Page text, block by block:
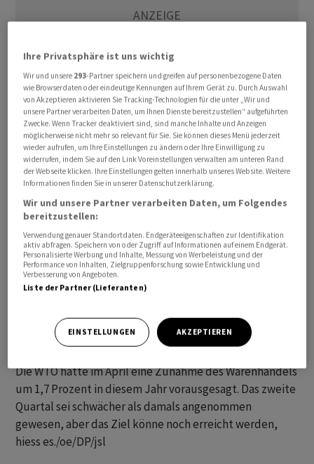
Die WTO veröffentlicht ihr Warenhandelsbarometer alle
drei Monate. Darin berücksichtigt sie mehrere Indizes,
etwa zu Exportaufträgen, Container- und Luftfracht
sowie der Produktion in den Sparten Automobil oder
elektronische Komponenten. Ein Wert von 100
entspricht dem langfristigen Trend. Werte darüber
legen nahe, dass mehr gehandelt wurde. Der Wert lag im
August bei 99,1 Punkten, nach 95,6 Punkten im Mai. Bei
der Automobilproduktion lag er bei 110,8. Davon habe
China sei die Automobilsparte einer der wenigen
Lichtblicke gewesen.
Die WTO hatte im April eine Zunahme des Warenhandels
um 1,7 Prozent in diesem Jahr vorausgesagt. Das zweite
Quartal sei schwächer als damals angenommen
gewesen, aber das Ziel könne noch erreicht werden,
hiess es./oe/DP/jsl
Ihre Privatsphäre ist uns wichtig
Wir und unsere 293-Partner speichern und greifen auf personenbezogene Daten
wie Browserdaten oder eindeutige Kennungen auf Ihrem Gerät zu. Durch Auswahl
von Akzeptieren aktivieren Sie Tracking-Technologien für die unter „Wir und
unsere Partner verarbeiten Daten, um Ihnen Dienste bereitzustellen“ aufgeführten
Zwecke. Wenn Tracker deaktiviert sind, sind manche Inhalte und Anzeigen
möglicherweise nicht mehr so relevant für Sie. Sie können dieses Menü jederzeit
wieder aufrufen, um Ihre Einstellungen zu ändern oder Ihre Einwilligung zu
widerrufen, indem Sie auf den Link Voreinstellungen verwalten am unteren Rand
der Webseite klicken. Ihre Einstellungen gelten innerhalb unseres Website. Weitere
Informationen finden Sie in unserer Datenschutzerklärung.
Wir und unsere Partner verarbeiten Daten, um Folgendes
bereitzustellen:
Verwendung genauer Standortdaten. Endgeräteeigenschaften zur Identifikation
aktiv abfragen. Speichern von oder Zugriff auf Informationen auf einem Endgerät.
Personalisierte Werbung und Inhalte, Messung von Werbeleistung und der
Performance von Inhalten, Zielgruppenforschung sowie Entwicklung und
Verbesserung von Angeboten.
Liste der Partner (Lieferanten)
EINSTELLUNGEN AKZEPTIEREN